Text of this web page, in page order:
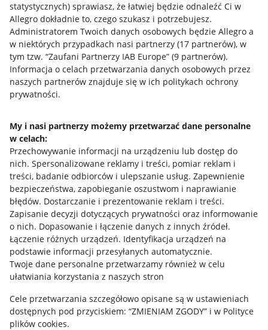
statystycznych) sprawiasz, że łatwiej będzie odnaleźć Ci w
Allegro dokładnie to, czego szukasz i potrzebujesz.
Administratorem Twoich danych osobowych będzie Allegro a
w niektórych przypadkach nasi partnerzy (17 partnerów), w
tym tzw. “Zaufani Partnerzy IAB Europe” (9 partnerów).
Informacja o celach przetwarzania danych osobowych przez
naszych partnerów znajduje się w ich politykach ochrony
prywatności.
My i nasi partnerzy możemy przetwarzać dane personalne
w celach:
Przechowywanie informacji na urządzeniu lub dostęp do
nich. Spersonalizowane reklamy i treści, pomiar reklam i
treści, badanie odbiorców i ulepszanie usług. Zapewnienie
bezpieczeństwa, zapobieganie oszustwom i naprawianie
błędów. Dostarczanie i prezentowanie reklam i treści.
Zapisanie decyzji dotyczących prywatności oraz informowanie
o nich. Dopasowanie i łączenie danych z innych źródeł.
Łączenie różnych urządzeń. Identyfikacja urządzeń na
podstawie informacji przesyłanych automatycznie.
Twoje dane personalne przetwarzamy również w celu
ułatwiania korzystania z naszych stron
Cele przetwarzania szczegółowo opisane są w ustawieniach
dostępnych pod przyciskiem: “ZMIENIAM ZGODY” i w Polityce
plików cookies.
Przydatne informacje
Jak to działa
Allegro Gadane dla sprzedających
Allegro Gadane dla kupujących
Mapa miejscowości
Informacje prawne
Regulamin
Polityka plików "cookies"
Ustawienia plików "cookies"
Udostępnianie lokalizacji
Informacje dla Aktu o Usługach Cyfrowych